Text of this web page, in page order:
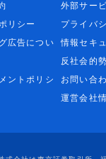
外部サー
リシー
プライバ
広告につい
情報セキ
反社会的
ントポリシ
お問い合
運営会社